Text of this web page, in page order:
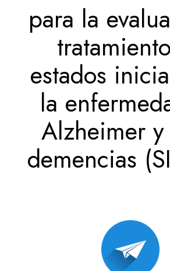
para la
estados
la
Alzheimer y
demencias